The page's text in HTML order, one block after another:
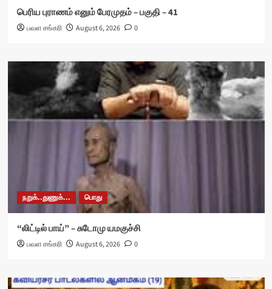
பெரிய புராணம் எனும் பேரமுதம் – பகுதி – 41
பவள சங்கரி August 6, 2026 0
நறுக்..துணுக்... பொது
“லிட்டில் பாய்” – சுடோமு யமகுச்சி
பவள சங்கரி August 6, 2026 0